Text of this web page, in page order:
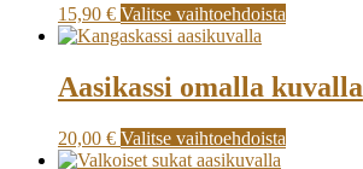
15,90 € Valitse vaihtoehdoista
Aasikassi omalla kuvalla
20,00 € Valitse vaihtoehdoista